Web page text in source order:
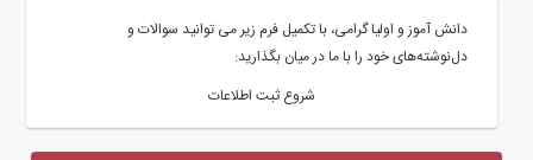
دانش آموز و اولیا گرامی، با تکمیل فرم زیر می توانید سوالات و
دل‌نوشته‌های خود را با ما در میان بگذارید:
شروع ثبت اطلاعات